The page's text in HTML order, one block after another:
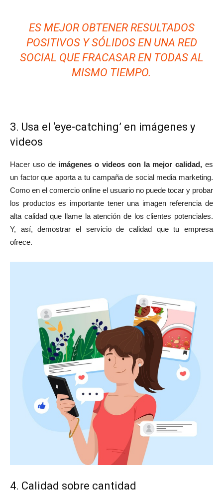
ES MEJOR OBTENER RESULTADOS
POSITIVOS Y SÓLIDOS EN UNA RED
SOCIAL QUE FRACASAR EN TODAS AL
MISMO TIEMPO.
3. Usa el ‘eye-catching’ en imágenes y
videos
Hacer uso de imágenes o videos con la mejor calidad, es
un factor que aporta a tu campaña de social media marketing.
Como en el comercio online el usuario no puede tocar y probar
los productos es importante tener una imagen referencia de
alta calidad que llame la atención de los clientes potenciales.
Y, así, demostrar el servicio de calidad que tu empresa
ofrece.
4. Calidad sobre cantidad